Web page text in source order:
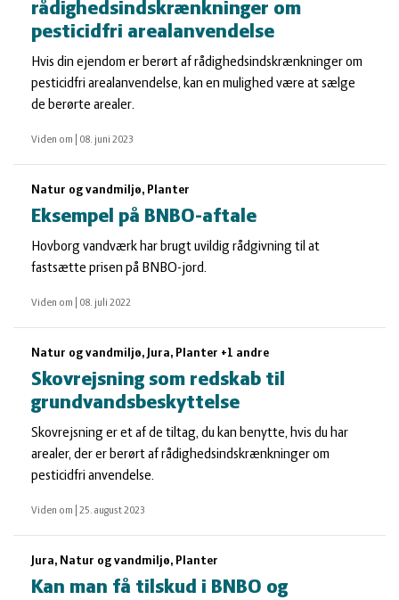
rådighedsindskrænkninger om
pesticidfri arealanvendelse
Hvis din ejendom er berørt af rådighedsindskrænkninger om
pesticidfri arealanvendelse, kan en mulighed være at sælge
de berørte arealer.
Viden om 08. juni 2023
Natur og vandmiljø, Planter
Eksempel på BNBO-aftale
Hovborg vandværk har brugt uvildig rådgivning til at
fastsætte prisen på BNBO-jord.
Viden om 08. juli 2022
Natur og vandmiljø, Jura, Planter +1 andre
Skovrejsning som redskab til
grundvandsbeskyttelse
Skovrejsning er et af de tiltag, du kan benytte, hvis du har
arealer, der er berørt af rådighedsindskrænkninger om
pesticidfri anvendelse.
Viden om 25. august 2023
Jura, Natur og vandmiljø, Planter
Kan man få tilskud i BNBO og